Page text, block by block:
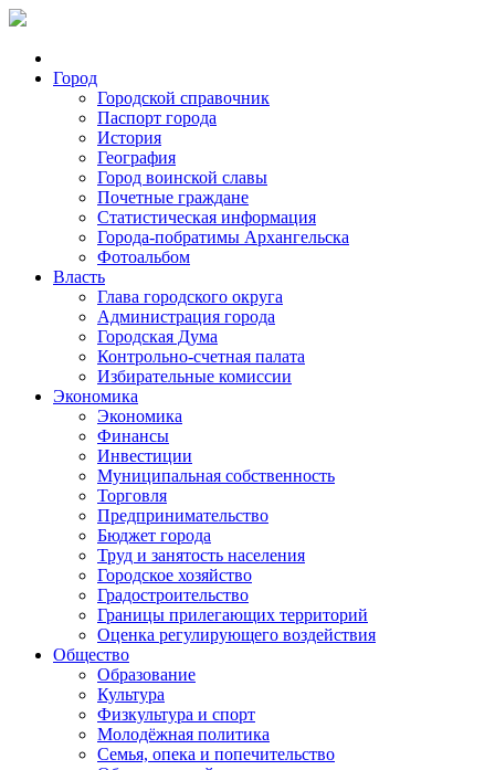
Город
Городской справочник
Паспорт города
История
География
Город воинской славы
Почетные граждане
Статистическая информация
Города-побратимы Архангельска
Фотоальбом
Власть
Глава городского округа
Администрация города
Городская Дума
Контрольно-счетная палата
Избирательные комиссии
Экономика
Экономика
Финансы
Инвестиции
Муниципальная собственность
Торговля
Предпринимательство
Бюджет города
Труд и занятость населения
Городское хозяйство
Градостроительство
Границы прилегающих территорий
Оценка регулирующего воздействия
Общество
Образование
Культура
Физкультура и спорт
Молодёжная политика
Семья, опека и попечительство